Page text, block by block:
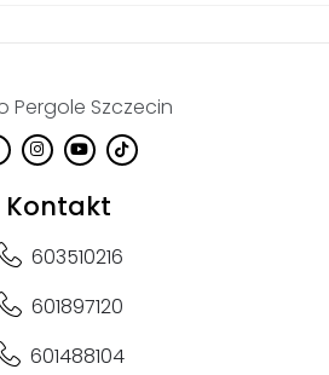
Kontakt
603510216
601897120
601488104